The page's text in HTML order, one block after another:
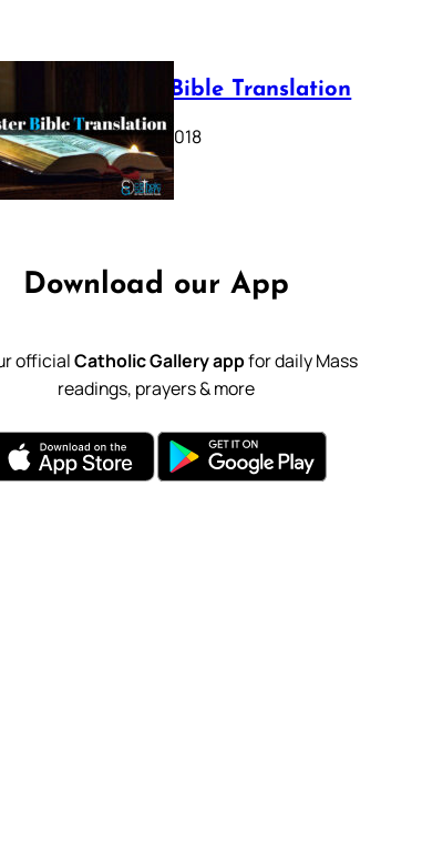
Webster Bible Translation
October 11, 2018
Download our App
officialCatholic Gallery appfor daily Mass
readings, prayers & more